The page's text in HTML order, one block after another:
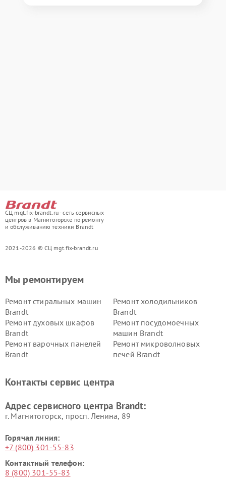
СЦ mgt.fix-brandt.ru - сеть сервисных
центров в Магнитогорске по ремонту
и обслуживанию техники Brandt
2021-2026 © СЦ mgt.fix-brandt.ru
Мы ремонтируем
Ремонт стиральных машин
Brandt
Ремонт холодильников
Brandt
Ремонт духовых шкафов
Brandt
Ремонт посудомоечных
машин Brandt
Ремонт варочных панелей
Brandt
Ремонт микроволновых
печей Brandt
Контакты сервис центра
Адрес сервисного центра Brandt:
г. Магнитогорск, просп. Ленина, 89
Горячая линия:
+7 (800) 301-55-83
Контактный телефон:
8 (800) 301-55-83